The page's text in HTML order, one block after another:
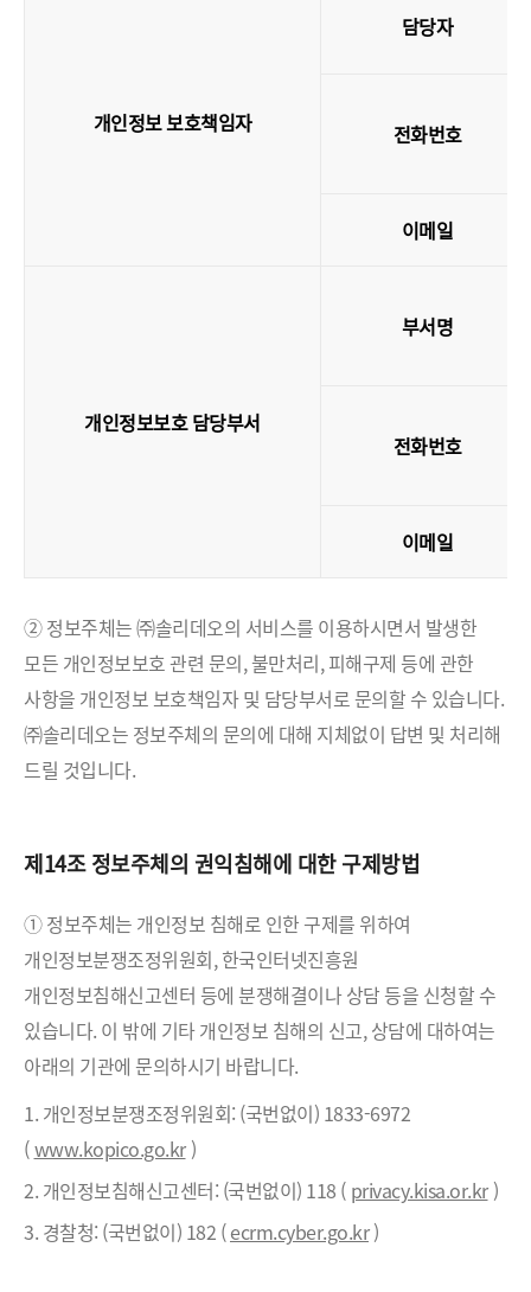
개인정보 보호책임자
담당자
전화번호
이메일
개인정보보호 담당부서
부서명
전화번호
이메일
② 정보주체는 ㈜솔리데오의 서비스를 이용하시면서 발생한
모든 개인정보보호 관련 문의, 불만처리, 피해구제 등에 관한
사항을 개인정보 보호책임자 및 담당부서로 문의할 수 있습니다.
㈜솔리데오는 정보주체의 문의에 대해 지체없이 답변 및 처리해
드릴 것입니다.
제14조 정보주체의 권익침해에 대한 구제방법
① 정보주체는 개인정보 침해로 인한 구제를 위하여
개인정보분쟁조정위원회, 한국인터넷진흥원
개인정보침해신고센터 등에 분쟁해결이나 상담 등을 신청할 수
있습니다. 이 밖에 기타 개인정보 침해의 신고, 상담에 대하여는
아래의 기관에 문의하시기 바랍니다.
1. 개인정보분쟁조정위원회: (국번없이) 1833-6972
(www.kopico.go.kr )
2. 개인정보침해신고센터: (국번없이) 118 ( privacy.kisa.or.kr )
3. 경찰청: (국번없이) 182 ( ecrm.cyber.go.kr )